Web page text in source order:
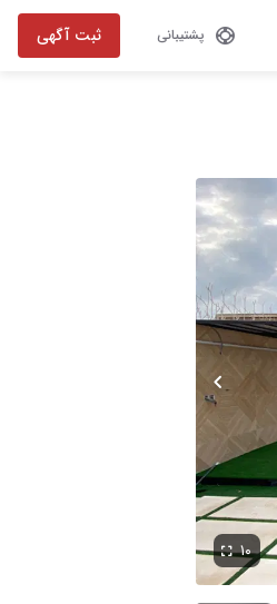
پشتیبانی ثبت آگهی
تصویر 1 از 10
۱۰